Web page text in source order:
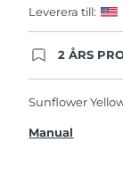
Leverera till:
2 ÅRS
utan extra
Sunflower
Manual